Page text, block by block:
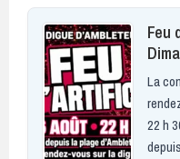
Feu
La
22 h